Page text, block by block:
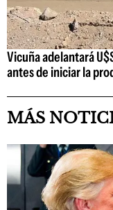
Vicuña adelantará
antes de iniciar la
MÁS